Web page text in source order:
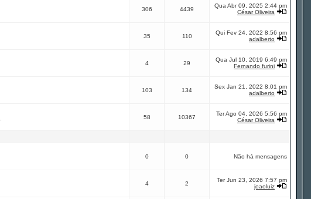
306 4439
Qua Abr 09, 2025 2:44 pm
César Oliveira
35 110
Qui Fev 24, 2022 8:56 pm
adalberto
4 29
Qua Jul 10, 2019 6:49 pm
Fernando furini
103 134
Sex Jan 21, 2022 8:01 pm
adalberto
58 10367
Ter Ago 04, 2026 5:56 pm
César Oliveira
0 0 Não há mensagens
4 2
Ter Jun 23, 2026 7:57 pm
joaoluiz